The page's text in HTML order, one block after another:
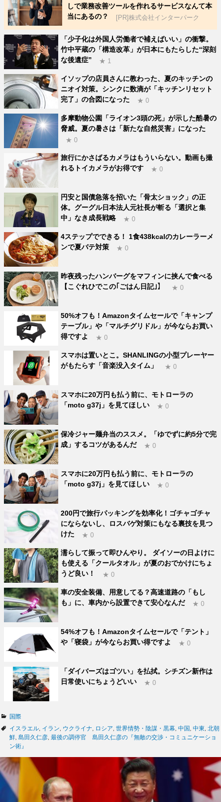
しで業務改善ツールを作れるサービスなんて本
当にあるの？
[PR]株式会社インターパーク
「少子化は外国人労働者で補えばいい」の衝撃。
竹中平蔵の「構造改革」が日本にもたらした“深刻
な後遺症”
★ 1
イソップの店員さんに教わった、夏のキッチンの
ニオイ対策。シンクに数滴が「キッチンリセット
完了」の合図になった
★ 0
多摩動物公園「ライオン3頭の死」が示した酷暑の
脅威。夏の暑さは「新たな自然災害」になった
★ 0
旅行にかさばるカメラはもういらない。動画も撮
れるトイカメラがお得です
★ 0
円安と国債急落を招いた「骨太ショック」の正
体。グーグル日本法人元社長が斬る「選択と集
中」なき成長戦略
★ 0
4ステップでできる！ 1食438kcalのカレーラーメ
ンで夏バテ対策
★ 0
昨夜残ったハンバーグをマフィンに挟んで食べる
【こぐれひでこの｢ごはん日記｣】
★ 0
50%オフも！Amazonタイムセールで「キャンプ
テーブル」や「マルチグリドル」が今ならお買い
得ですよ
★ 0
スマホは置いとこ。SHANLINGの小型プレーヤー
がもたらす「音楽没入タイム」
★ 0
スマホに20万円も払う前に、モトローラの
「moto g37j」を見てほしい
★ 0
保冷ジャー麺弁当のススメ。「ゆでずに約5分で完
成」するコツがあるんだ
★ 0
スマホに20万円も払う前に、モトローラの
「moto g37j」を見てほしい
★ 0
200円で旅行パッキングを効率化！ゴチャゴチャ
にならないし、ロスバゲ対策にもなる裏技を見つ
けた
★ 0
濡らして振って即ひんやり。 ダイソーの日よけに
も使える「クールタオル」が夏のおでかけにちょ
うど良い！
★ 0
車の安全装備、用意してる？高速道路の「もし
も」に、車内から設置できて安心なんだ
★ 0
54%オフも！Amazonタイムセールで「テント」
や「寝袋」が今ならお買い得ですよ
★ 0
「ダイバーズはゴツい」を払拭。シチズン新作は
日常使いにちょうどいい
★ 0
カ
テ
ゴ
リ
国際
タ
グ
イスラエル イラン ウクライナ ロシア 世界情勢・陰謀・黒幕 中国 中東 北朝
鮮 島田久仁彦 最後の調停官 島田久仁彦の『無敵の交渉・コミュニケーショ
ン術』